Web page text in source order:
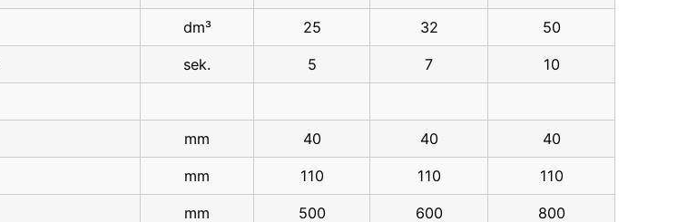
dm³ 25 32 50
sek. 5 7 10
mm 40 40 40
mm 110 110 110
mm 500 600 800